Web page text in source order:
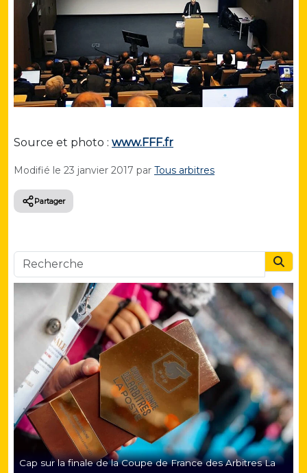
Source et photo : www.FFF.fr
Modifié le 23 janvier 2017 par Tous arbitres
Partager
Cap sur la finale de la Coupe de France des Arbitres La